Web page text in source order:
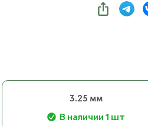
3.25 мм
В наличии 1 шт